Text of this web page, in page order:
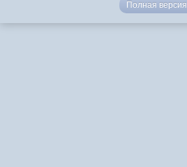
Полная версия